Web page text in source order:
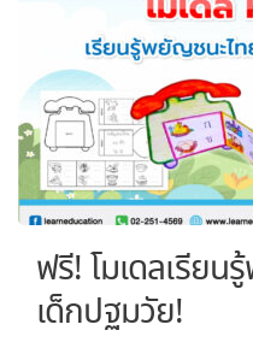
ฟรี! โมเดลเรีย
เด็กปฐมวัย!